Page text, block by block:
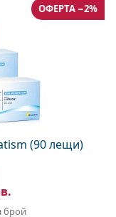
(90 лещи)
ОФЕРТА −2%
брой